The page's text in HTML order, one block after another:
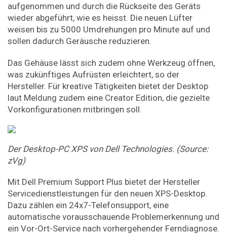
aufgenommen und durch die Rückseite des Geräts
wieder abgeführt, wie es heisst. Die neuen Lüfter
weisen bis zu 5000 Umdrehungen pro Minute auf und
sollen dadurch Geräusche reduzieren.
Das Gehäuse lässt sich zudem ohne Werkzeug öffnen,
was zukünftiges Aufrüsten erleichtert, so der
Hersteller. Für kreative Tätigkeiten bietet der Desktop
laut Meldung zudem eine Creator Edition, die gezielte
Vorkonfigurationen mitbringen soll.
Der Desktop-PC XPS von Dell Technologies. (Source:
zVg)
Mit Dell Premium Support Plus bietet der Hersteller
Servicedienstleistungen für den neuen XPS-Desktop.
Dazu zählen ein 24x7-Telefonsupport, eine
automatische vorausschauende Problemerkennung und
ein Vor-Ort-Service nach vorhergehender Ferndiagnose.